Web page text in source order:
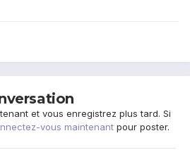
et vous enregistrez plus tard. Si
vous maintenant pour poster.